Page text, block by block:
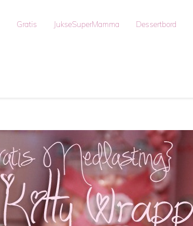
Gratis JukseSuperMamma Dessertbord